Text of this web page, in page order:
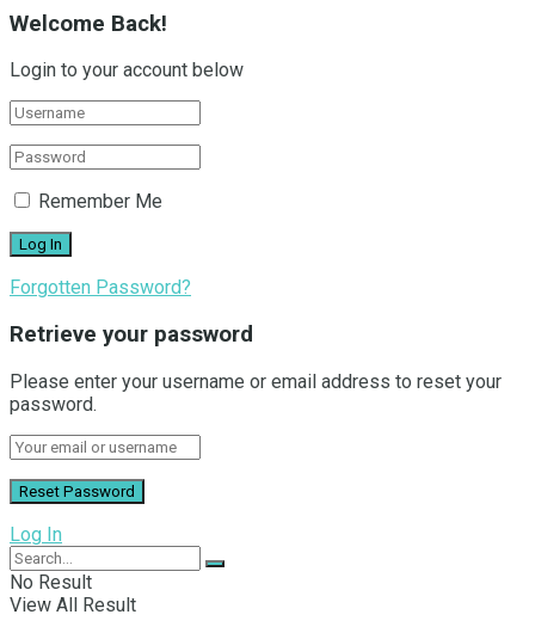
Welcome Back!
Login to your account below
Remember Me
Forgotten Password?
Retrieve your password
Please enter your username or email address to reset your
password.
Log In
No Result
View All Result